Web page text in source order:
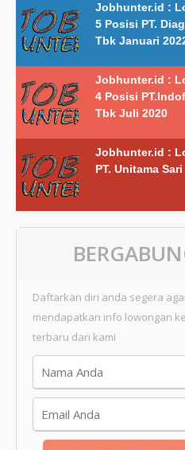
Jobhunter.id :
5 Posisi PT.
Tbk Januari
Jobhunter.id :
4 Posisi
Tbk Juli 2020
Jobhunter.id :
PT. Unitama
Daftarkan diri anda segera
mendapatkan info lowongan
terbaru dari kami